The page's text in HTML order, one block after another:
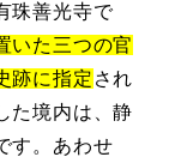
珠善光寺で
いた三つの官
跡に指定 され
た境内は、静
す。あわせ